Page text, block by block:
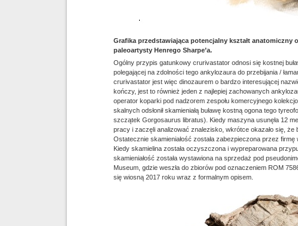
Grafika przedstawiająca potencjalny kształt anatomiczny
paleoartysty Henrego Sharpe’a.
Ogólny przypis gatunkowy crurivastator odnosi się kostnej
polegającej na zdolności tego ankylozaura do przebijania /
crurivastator jest więc dinozaurem o bardzo interesującej
kończy, jest to również jeden z najlepiej zachowanych
operator koparki pod nadzorem zespołu komercyjnego
skalnych odsłonił skamieniałą buławę kostną ogona tego
szczątek Gorgosaurus libratus). Kiedy maszyna usunęła 12
pracy i zaczęli analizować znalezisko, wkrótce okazało się, że
Ostatecznie skamieniałość została zabezpieczona przez
Kiedy skamielina została oczyszczona i wypreparowana
skamieniałość została wystawiona na sprzedaż pod
Museum, gdzie weszła do zbiorów pod oznaczeniem ROM
się wiosną 2017 roku wraz z formalnym opisem.